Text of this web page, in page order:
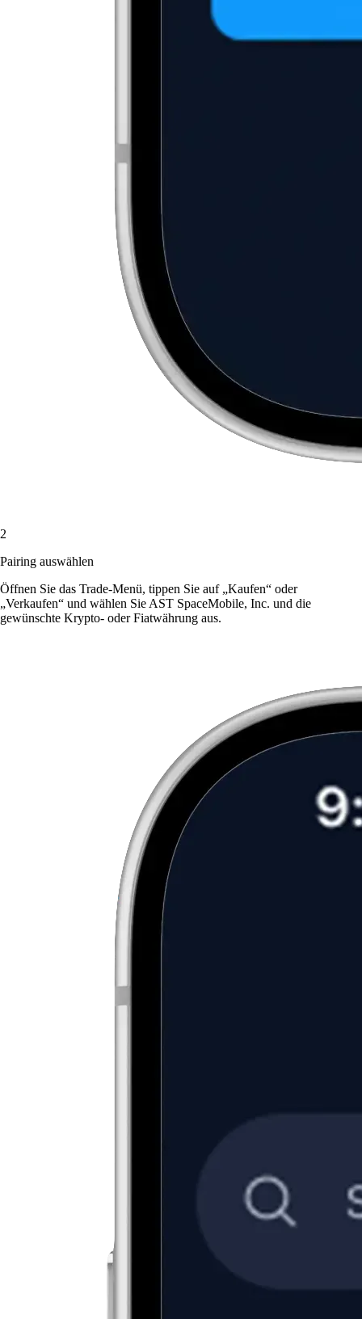
2
Pairing auswählen
Öffnen Sie das Trade-Menü, tippen Sie auf „Kaufen“ oder
„Verkaufen“ und wählen Sie AST SpaceMobile, Inc. und die
gewünschte Krypto- oder Fiatwährung aus.